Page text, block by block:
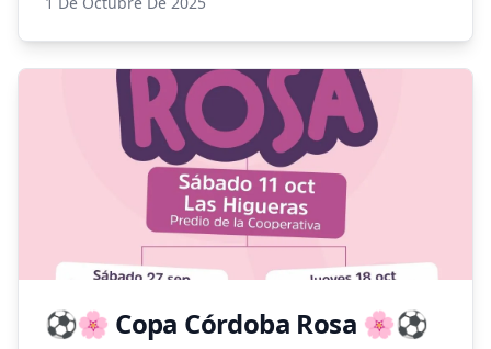
📌 Horario: de 9 a 13 h
📌 Destinado a: perros y gatos mayores de 3
meses
📌 Turnos: por orden de llegada
💉 La vacunación antirrábica es anual y
obligatoria. Protegé a tu mascota y ayudanos a
cuidar la salud de toda la comunidad.
⚽🌸 Copa Córdoba Rosa 🌸⚽